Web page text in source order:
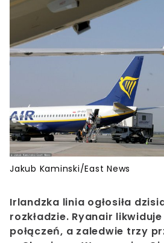
Jakub Kaminski/East News
Irlandzka linia ogłosiła
rozkładzie. Ryanair
połączeń, a zaledwie trzy